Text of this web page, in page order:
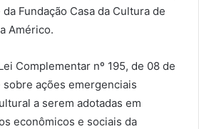
Fundação Casa da Cultura de
Américo.
Complementar nº 195, de 08 de
ações emergenciais
a serem adotadas em
econômicos e sociais da